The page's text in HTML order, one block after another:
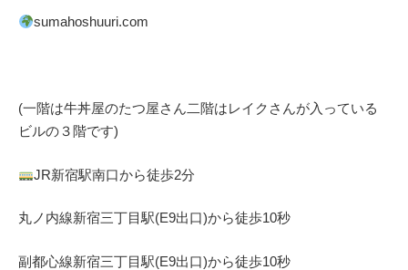
sumahoshuuri.com
(一階は牛丼屋のたつ屋さん二階はレイクさんが入っている
ビルの３階です)
JR新宿駅南口から徒歩2分
丸ノ内線新宿三丁目駅(E9出口)から徒歩10秒
副都心線新宿三丁目駅(E9出口)から徒歩10秒